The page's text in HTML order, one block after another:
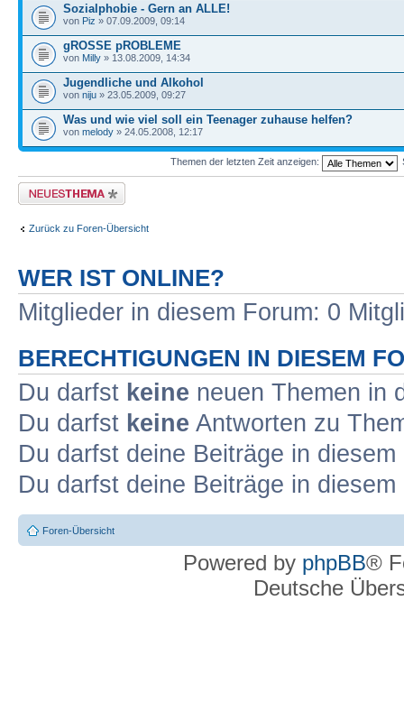
Sozialphobie - Gern an ALLE!
von Piz » 07.09.2009, 09:14
gROSSE pROBLEME
von Milly » 13.08.2009, 14:34
Jugendliche und Alkohol
von niju » 23.05.2009, 09:27
Was und wie viel soll ein Teenager zuhause helfen?
von melody » 24.05.2008, 12:17
Themen der letzten Zeit anzeigen:
Neues Thema erstellen
Zurück zu Foren-Übersicht
WER IST ONLINE?
Mitglieder in diesem Forum: 0
BERECHTIGUNGEN IN DIESEM
Du darfst keine neuen Themen in
Du darfst keine Antworten zu
Du darfst deine Beiträge in
Du darfst deine Beiträge in
Foren-Übersicht
Powered by phpBB®
Deutsche